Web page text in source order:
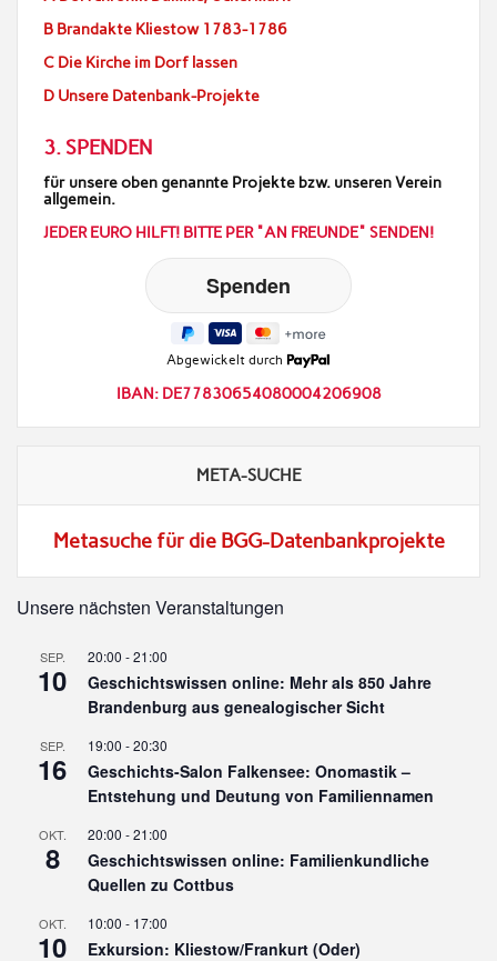
B Brandakte Kliestow 1783-1786
C Die Kirche im Dorf lassen
D Unsere Datenbank-Projekte
3. SPENDEN
für unsere oben genannte Projekte bzw. unseren Verein
allgemein.
JEDER EURO HILFT! BITTE PER "AN FREUNDE" SENDEN!
Abgewickelt durch
IBAN: DE77830654080004206908
META-SUCHE
Metasuche für die BGG-Datenbankprojekte
Unsere nächsten Veranstaltungen
SEP.
10
20:00 -21:00
Geschichtswissen online: Mehr als 850 Jahre
Brandenburg aus genealogischer Sicht
SEP.
16
19:00 -20:30
Geschichts-Salon Falkensee: Onomastik –
Entstehung und Deutung von Familiennamen
OKT.
8
20:00 -21:00
Geschichtswissen online: Familienkundliche
Quellen zu Cottbus
OKT.
10
10:00 - 17:00
Exkursion: Kliestow/Frankurt (Oder)